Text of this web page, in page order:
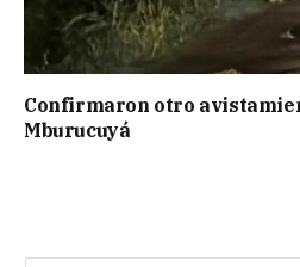
Confirmaron otro
Mburucuyá